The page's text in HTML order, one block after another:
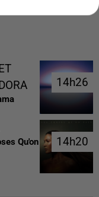
14h26
14h26
Qu'on
14h20
14h20